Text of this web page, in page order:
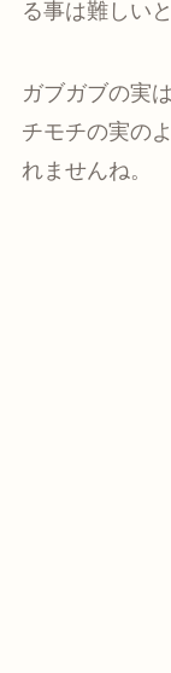
る事は難しい
ガブガブの実
チモチの実の
れませんね。